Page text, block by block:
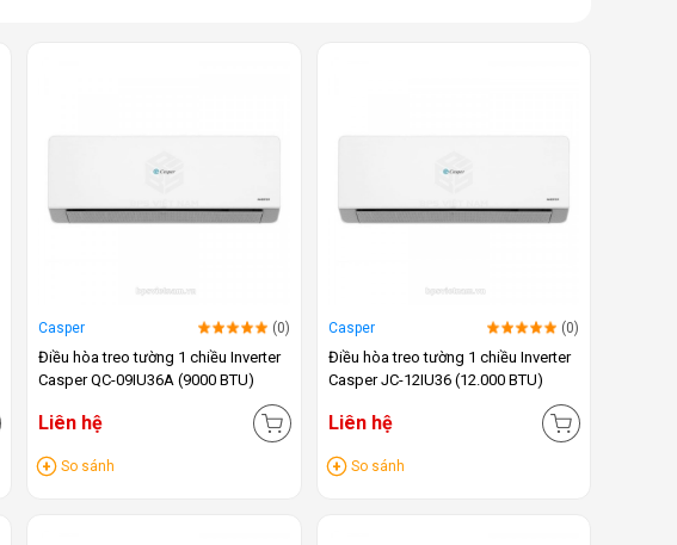
Casper (0)
Điều hòa treo tường 1 chiều Inverter
Casper QC-09IU36A (9000 BTU)
Liên hệ
So sánh
Casper (0)
Điều hòa treo tường 1 chiều Inverter
Casper JC-12IU36 (12.000 BTU)
Liên hệ
So sánh